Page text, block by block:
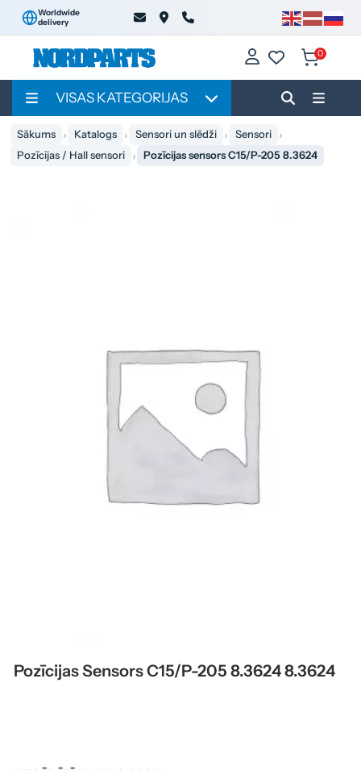
Worldwide
delivery
0
VISAS KATEGORIJAS
Sākums Katalogs Sensori un slēdži
Sensori
Pozīcijas / Hall sensori
Pozīcijas sensors C15/P-205 8.3624
Pozīcijas Sensors C15/P-205 8.3624 8.3624